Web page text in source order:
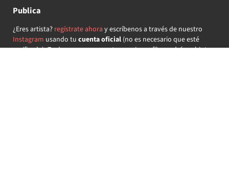
Publica
¿Eres artista? regístrate ahora y escríbenos a través de nuestro
Instagram usando tu cuenta oficial(no es necesario que esté
verificada) ¡Te daremos acceso a tu propio perfil y podrás subir tus